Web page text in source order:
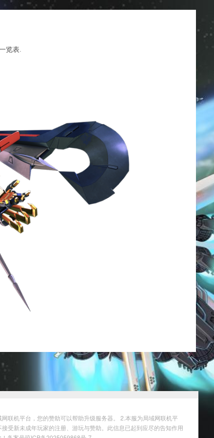
览表.
联机平台，您的赞助可以帮助升级服务器。 2.本服为局域网联机平
受新未成年玩家的注册、游玩与赞助。此信息已起到应尽的告知作用